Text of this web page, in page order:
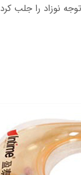
نوزاد را جلب